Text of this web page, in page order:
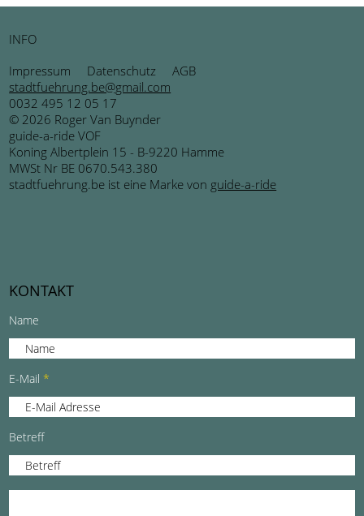
KONTAKT
Name
E-Mail
Betreff
INFO
Impressum
Datenschutz
AGB
stadtfuehrung.be@gmail.com
0032 495 12 05 17
© 2026 Roger Van Buynder
guide-a-ride VOF
Koning Albertplein 15 - B-9220 Hamme
MWSt Nr BE 0670.543.380
stadtfuehrung.be ist eine Marke von guide-a-ride